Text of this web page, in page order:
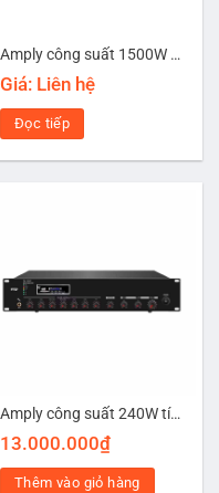
Amply công suất 1500W Mansren FA-1500PA
Giá: Liên hệ
Đọc tiếp
Amply công suất 240W tích hợp USB/SD/Bluetooth/FM/Echo FTD FA-240C
13.000.000₫
Thêm vào giỏ hàng